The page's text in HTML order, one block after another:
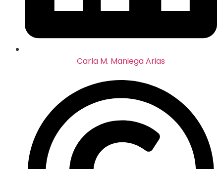
Carla M. Maniega Arias